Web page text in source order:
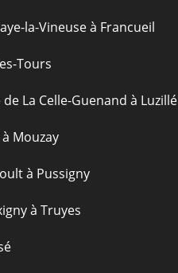
la-Vineuse à Francueil
Tours
La Celle-Guenand à Luzillé
Mouzay
à Pussigny
à Truyes